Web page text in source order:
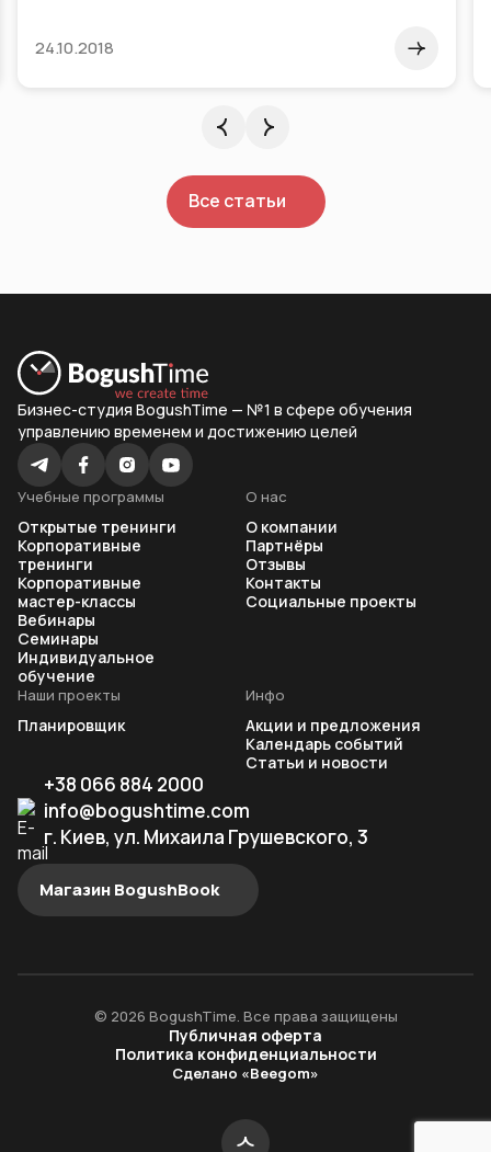
24.10.2018
Все статьи
Бизнес-студия BogushTime — №1 в сфере обучения
управлению временем и достижению целей
Учебные программы
Открытые тренинги
Корпоративные
тренинги
Корпоративные
мастер-классы
Вебинары
Семинары
Индивидуальное
обучение
Наши проекты
Планировщик
Инфо
Акции и предложения
Календарь событий
Статьи и новости
О нас
О компании
Партнёры
Отзывы
Контакты
Социальные проекты
+38 066 884 2000
info@bogushtime.com
г. Киев, ул. Михаила Грушевского, 3
Магазин BogushBook
© 2026 BogushTime. Все права защищены
Публичная оферта
Политика конфиденциальности
Сделано «Beegom»